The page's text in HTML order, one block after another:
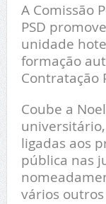
A Comissão
PSD
unidade
formação
Contratação
Coube a
ligadas aos
pública nas
vários